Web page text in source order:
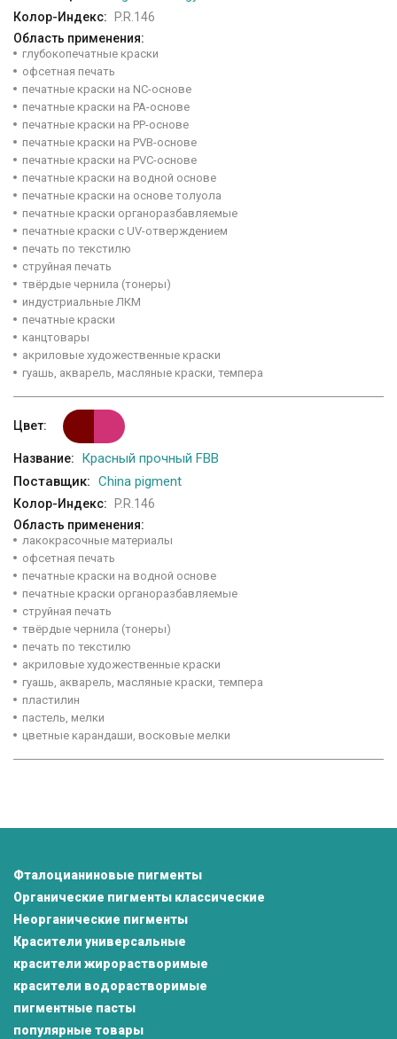
Колор-Индекс:
P.R.146
Область применения:
глубокопечатные краски
офсетная печать
печатные краски на NC-основе
печатные краски на PA-основе
печатные краски на PP-основе
печатные краски на PVB-основе
печатные краски на PVC-основе
печатные краски на водной основе
печатные краски на основе толуола
печатные краски органоразбавляемые
печатные краски с UV-отверждением
печать по текстилю
струйная печать
твёрдые чернила (тонеры)
индустриальные ЛКМ
печатные краски
канцтовары
акриловые художественные краски
гуашь, акварель, масляные краски, темпера
Цвет:
Название:
Красный прочный FBB
Поставщик: China pigment
Колор-Индекс:
P.R.146
Область применения:
лакокрасочные материалы
офсетная печать
печатные краски на водной основе
печатные краски органоразбавляемые
струйная печать
твёрдые чернила (тонеры)
печать по текстилю
акриловые художественные краски
гуашь, акварель, масляные краски, темпера
пластилин
пастель, мелки
цветные карандаши, восковые мелки
Фталоцианиновые пигменты
Органические пигменты классические
Неорганические пигменты
Красители универсальные
красители жирорастворимые
красители водорастворимые
пигментные пасты
популярные товары